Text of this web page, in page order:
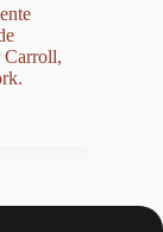
Carroll,